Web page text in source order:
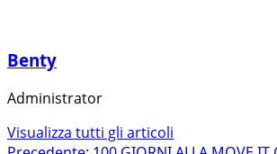
Benty
Administrator
Visualizza tutti gli articoli